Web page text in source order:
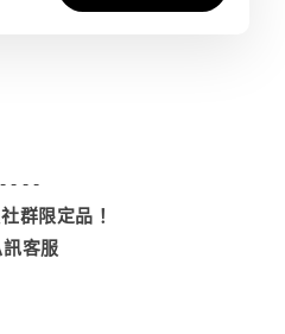
- - -
群限定品！
客服